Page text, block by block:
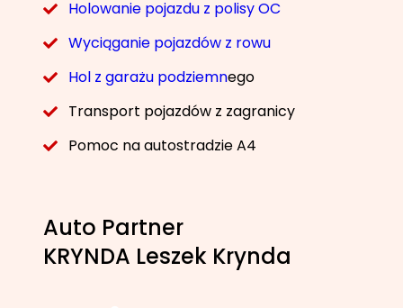
Holowanie pojazdu z polisy OC
Wyciąganie pojazdów z rowu
Hol z garażu podziemnego
Transport pojazdów z zagranicy
Pomoc na autostradzie A4
Auto Partner
KRYNDA Leszek Krynda